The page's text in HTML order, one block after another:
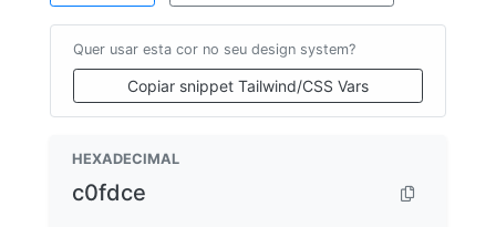
Quer usar esta cor no seu design system?
Copiar snippet Tailwind/CSS Vars
HEXADECIMAL
c0fdce